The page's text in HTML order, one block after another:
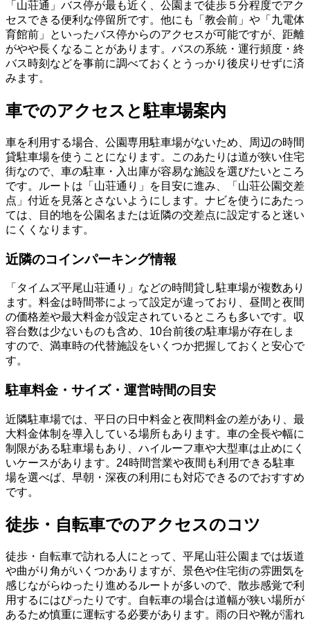
「山荘通」バス停が最も近く、公園まで徒歩５分程度でアク
セスできる便利な停留所です。他にも「教会前」や「九電体
育館前」といったバス停からのアクセスが可能ですが、距離
がやや長くなることがあります。バスの系統・運行頻度・終
バス時刻などを事前に調べておくとうっかり後戻りせずに済
みます。
車でのアクセスと駐車場案内
車を利用する場合、公園専用駐車場がないため、周辺の時間
貸駐車場を使うことになります。このあたりは道が狭い住宅
街なので、車の駐車・入出庫が容易な施設を選びたいところ
です。ルートは「山荘通り」を目安に進み、「山荘公園交差
点」付近を見落とさないようにします。ナビを使うにあたっ
ては、目的地を公園名または近隣の交差点に設定すると迷い
にくくなります。
近隣のコインパーキング情報
「タイムズ平尾山荘通り」などの時間貸し駐車場が複数あり
ます。料金は時間帯によって設定が違っており、昼間と夜間
の価格差や最大料金が設定されているところも多いです。収
容台数は少ないものも含め、10台前後の駐車場が存在しま
すので、満車時の代替施設をいくつか把握しておくと安心で
す。
駐車料金・サイズ・運営時間の目安
近隣駐車場では、平日の日中料金と夜間料金の差があり、最
大料金体制を導入している場所もあります。車の全長や幅に
制限がある駐車場もあり、ハイルーフ車や大型車は止めにく
いケースがあります。24時間営業や夜間も利用できる駐車
場を選べば、早朝・深夜の利用にも対応できるのでおすすめ
です。
徒歩・自転車でのアクセスのコツ
徒歩・自転車で訪れる人にとって、平尾山荘公園までは坂道
や曲がり角がいくつかありますが、景色や住宅街の雰囲気を
感じながらゆったり進めるルートが多いので、散歩感覚で利
用するにはぴったりです。自転車の場合は道幅が狭い場所が
あるため慎重に運転する必要があります。雨の日や靴が濡れ